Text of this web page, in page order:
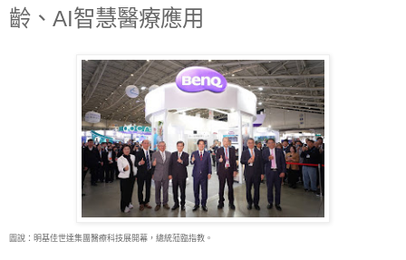
齡、AI智慧醫療應用
圖說：明基佳世達集團醫療科技展開幕，總統蒞臨指教。